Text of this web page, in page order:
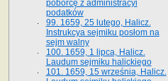
poborcę z administracyi
podatków
99. 1659, 25 lutego, Halicz.
Instrukcya sejmiku posłom na
sejm walny
100. 1659, 1 lipca, Halicz.
Laudum sejmiku halickiego
101. 1659, 15 września, Halicz.